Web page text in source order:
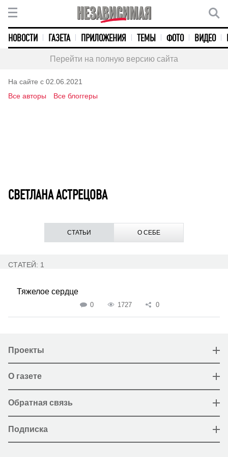
НОВОСТИ ГАЗЕТА ПРИЛОЖЕНИЯ ТЕМЫ ФОТО ВИДЕО
Перейти на полную версию сайта
На сайте с 02.06.2021
Все авторы
Все блоггеры
СВЕТЛАНА АСТРЕЦОВА
СТАТЬИ О СЕБЕ
СТАТЕЙ: 1
Тяжелое сердце
0 1727 0
Проекты
О газете
Обратная связь
Подписка